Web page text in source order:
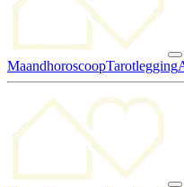
MaandhoroscoopTarotlegging